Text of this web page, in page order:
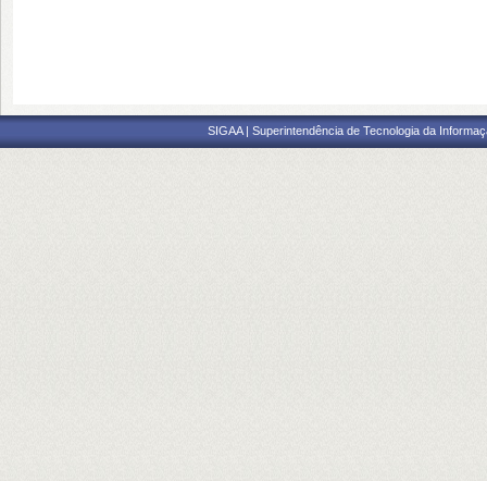
SIGAA | Superintendência de Tecnologia da